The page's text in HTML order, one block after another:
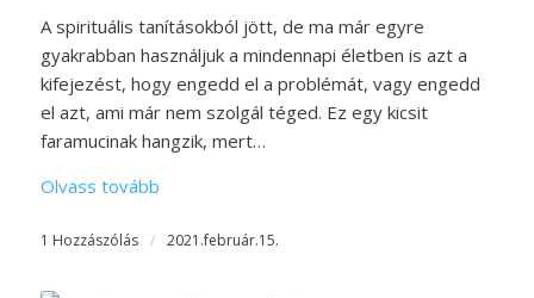
A spirituális tanításokból jött, de ma már egyre
gyakrabban használjuk a mindennapi életben is azt a
kifejezést, hogy engedd el a problémát, vagy engedd
el azt, ami már nem szolgál téged. Ez egy kicsit
faramucinak hangzik, mert…
Olvass tovább
1 Hozzászólás / 2021.február.15.